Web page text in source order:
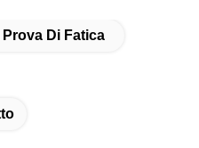
Di Fatica